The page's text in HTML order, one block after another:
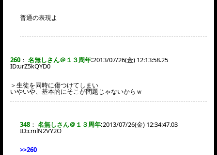
普通の表現よ
260 ： 名無しさん＠１３周年:2013/07/26(金) 12:13:58.25
ID:urZ5kQYD0
＞生徒を同時に傷つけてしまい
いやいや、基本的にそこが問題じゃないからｗ
348 ： 名無しさん＠１３周年:2013/07/26(金) 12:34:47.03
ID:cmlN2VY2O
>>260